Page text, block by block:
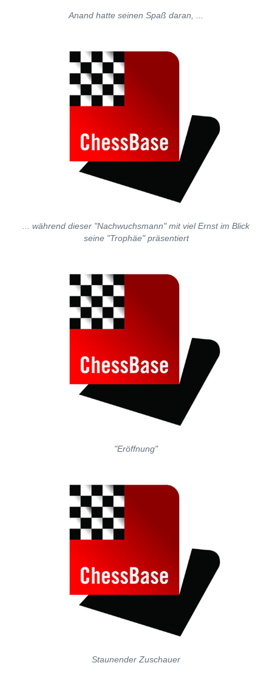
Anand hatte seinen Spaß daran, ...
... während dieser "Nachwuchsmann" mit viel Ernst im Blick
seine "Trophäe" präsentiert
"Eröffnung"
Staunender Zuschauer